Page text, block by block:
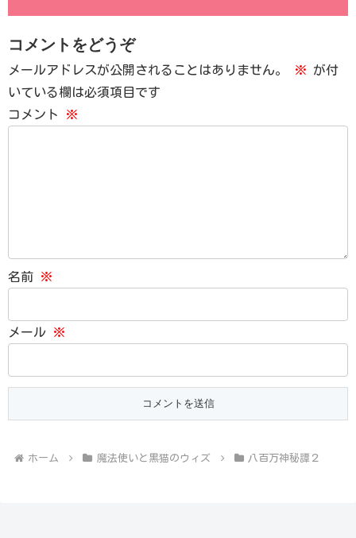
コメントをどうぞ
メールアドレスが公開されることはありません。 ※ が付
いている欄は必須項目です
コメント
※
名前 ※
メール ※
ホーム 魔法使いと黒猫のウィズ 八百万神秘譚２